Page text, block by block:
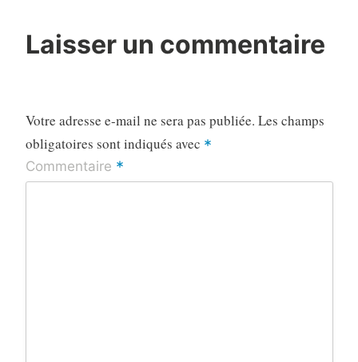
Laisser un commentaire
Votre adresse e-mail ne sera pas publiée. Les champs
obligatoires sont indiqués avec *
Commentaire *